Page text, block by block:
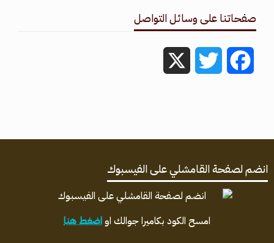
صفحاتنا على وسائل التواصل
Facebook
Twitter
انضم لصفحة القامشلي على الفيسبوك
امسح الكود بكاميرا جوالك اواضغط هنا